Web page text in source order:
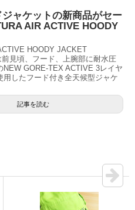
ャケットの新商品がセー
AIR ACTIVE HOODY
HOODY JACKET
前見頃、フード、上腕部に耐水圧
NEW GORE-TEX ACTIVE 3レイヤ
用したフード付き全天候型ジャケ
記事を読む